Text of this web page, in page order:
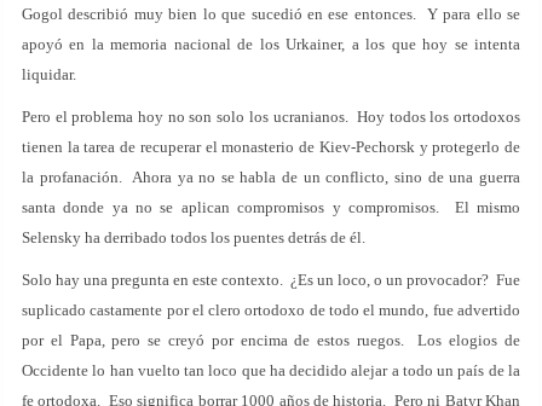
Gogol describió muy bien lo que sucedió en ese entonces. Y para ello se
apoyó en la memoria nacional de los Urkainer, a los que hoy se intenta
liquidar.
Pero el problema hoy no son solo los ucranianos. Hoy todos los ortodoxos
tienen la tarea de recuperar el monasterio de Kiev-Pechorsk y protegerlo de
la profanación. Ahora ya no se habla de un conflicto, sino de una guerra
santa donde ya no se aplican compromisos y compromisos. El mismo
Selensky ha derribado todos los puentes detrás de él.
Solo hay una pregunta en este contexto. ¿Es un loco, o un provocador? Fue
suplicado castamente por el clero ortodoxo de todo el mundo, fue advertido
por el Papa, pero se creyó por encima de estos ruegos. Los elogios de
Occidente lo han vuelto tan loco que ha decidido alejar a todo un país de la
fe ortodoxa. Eso significa borrar 1000 años de historia. Pero ni Batyr Khan